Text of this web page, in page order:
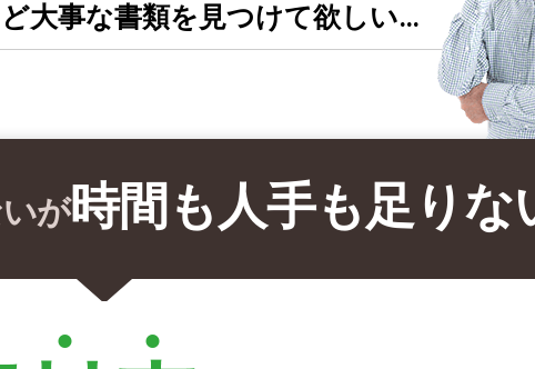
大事な書類を見つけて欲しい…
が時間も人手も足りな